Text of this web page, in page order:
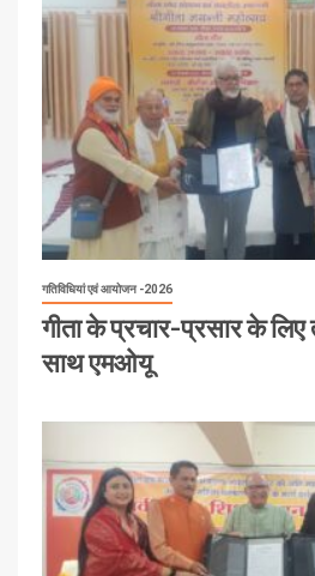
गतिविधियां एवं आयोजन -2026
गीता के प्रचार-प्रसार के
साथ एमओयू